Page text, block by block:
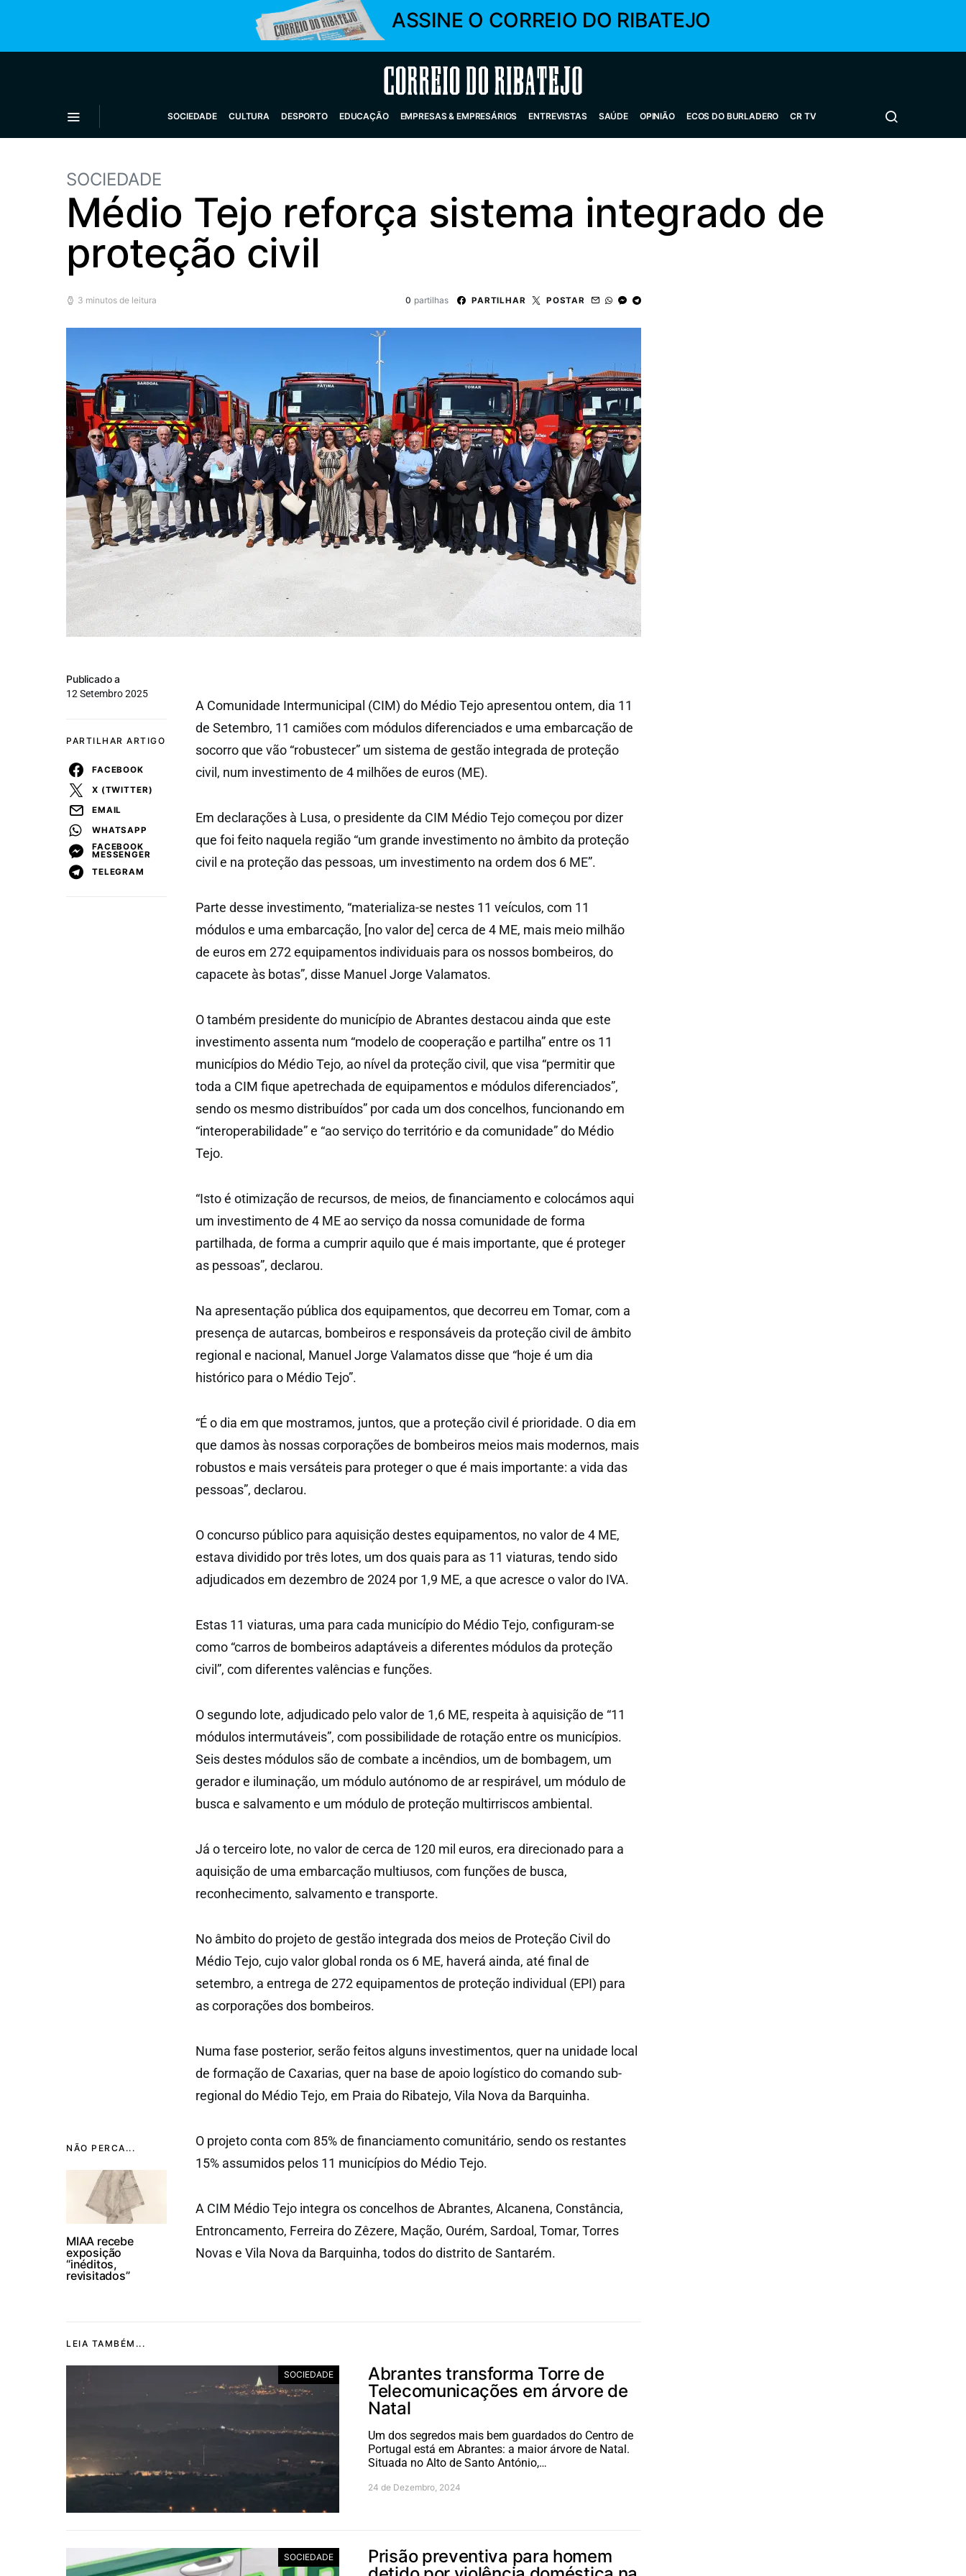
ASSINE O CORREIO DO RIBATEJO
Correio do Ribatejo
SOCIEDADE CULTURA DESPORTO EDUCAÇÃO EMPRESAS & EMPRESÁRIOS ENTREVISTAS SAÚDE OPINIÃO ECOS DO BURLADERO CR TV
SOCIEDADE
Médio Tejo reforça sistema integrado de
proteção civil
3 minutos de leitura 0 partilhas PARTILHAR POSTAR
NÃO PERCA...
MIAA recebe
exposição
“inéditos,
revisitados”
Publicado a
12 Setembro 2025
PARTILHAR ARTIGO
FACEBOOK
X (TWITTER)
EMAIL
WHATSAPP
FACEBOOK
MESSENGER
TELEGRAM
A Comunidade Intermunicipal (CIM) do Médio Tejo apresentou ontem, dia 11
de Setembro, 11 camiões com módulos diferenciados e uma embarcação de
socorro que vão “robustecer” um sistema de gestão integrada de proteção
civil, num investimento de 4 milhões de euros (ME).
Em declarações à Lusa, o presidente da CIM Médio Tejo começou por dizer
que foi feito naquela região “um grande investimento no âmbito da proteção
civil e na proteção das pessoas, um investimento na ordem dos 6 ME”.
Parte desse investimento, “materializa-se nestes 11 veículos, com 11
módulos e uma embarcação, [no valor de] cerca de 4 ME, mais meio milhão
de euros em 272 equipamentos individuais para os nossos bombeiros, do
capacete às botas”, disse Manuel Jorge Valamatos.
O também presidente do município de Abrantes destacou ainda que este
investimento assenta num “modelo de cooperação e partilha” entre os 11
municípios do Médio Tejo, ao nível da proteção civil, que visa “permitir que
toda a CIM fique apetrechada de equipamentos e módulos diferenciados”,
sendo os mesmo distribuídos” por cada um dos concelhos, funcionando em
“interoperabilidade” e “ao serviço do território e da comunidade” do Médio
Tejo.
“Isto é otimização de recursos, de meios, de financiamento e colocámos aqui
um investimento de 4 ME ao serviço da nossa comunidade de forma
partilhada, de forma a cumprir aquilo que é mais importante, que é proteger
as pessoas”, declarou.
Na apresentação pública dos equipamentos, que decorreu em Tomar, com a
presença de autarcas, bombeiros e responsáveis da proteção civil de âmbito
regional e nacional, Manuel Jorge Valamatos disse que “hoje é um dia
histórico para o Médio Tejo”.
“É o dia em que mostramos, juntos, que a proteção civil é prioridade. O dia em
que damos às nossas corporações de bombeiros meios mais modernos, mais
robustos e mais versáteis para proteger o que é mais importante: a vida das
pessoas”, declarou.
O concurso público para aquisição destes equipamentos, no valor de 4 ME,
estava dividido por três lotes, um dos quais para as 11 viaturas, tendo sido
adjudicados em dezembro de 2024 por 1,9 ME, a que acresce o valor do IVA.
Estas 11 viaturas, uma para cada município do Médio Tejo, configuram-se
como “carros de bombeiros adaptáveis a diferentes módulos da proteção
civil”, com diferentes valências e funções.
O segundo lote, adjudicado pelo valor de 1,6 ME, respeita à aquisição de “11
módulos intermutáveis”, com possibilidade de rotação entre os municípios.
Seis destes módulos são de combate a incêndios, um de bombagem, um
gerador e iluminação, um módulo autónomo de ar respirável, um módulo de
busca e salvamento e um módulo de proteção multirriscos ambiental.
Já o terceiro lote, no valor de cerca de 120 mil euros, era direcionado para a
aquisição de uma embarcação multiusos, com funções de busca,
reconhecimento, salvamento e transporte.
No âmbito do projeto de gestão integrada dos meios de Proteção Civil do
Médio Tejo, cujo valor global ronda os 6 ME, haverá ainda, até final de
setembro, a entrega de 272 equipamentos de proteção individual (EPI) para
as corporações dos bombeiros.
Numa fase posterior, serão feitos alguns investimentos, quer na unidade local
de formação de Caxarias, quer na base de apoio logístico do comando sub-
regional do Médio Tejo, em Praia do Ribatejo, Vila Nova da Barquinha.
O projeto conta com 85% de financiamento comunitário, sendo os restantes
15% assumidos pelos 11 municípios do Médio Tejo.
A CIM Médio Tejo integra os concelhos de Abrantes, Alcanena, Constância,
Entroncamento, Ferreira do Zêzere, Mação, Ourém, Sardoal, Tomar, Torres
Novas e Vila Nova da Barquinha, todos do distrito de Santarém.
LEIA TAMBÉM...
SOCIEDADE
Abrantes transforma Torre de
Telecomunicações em árvore de
Natal
Um dos segredos mais bem guardados do Centro de
Portugal está em Abrantes: a maior árvore de Natal.
Situada no Alto de Santo António,…
24 de Dezembro, 2024
SOCIEDADE
Prisão preventiva para homem